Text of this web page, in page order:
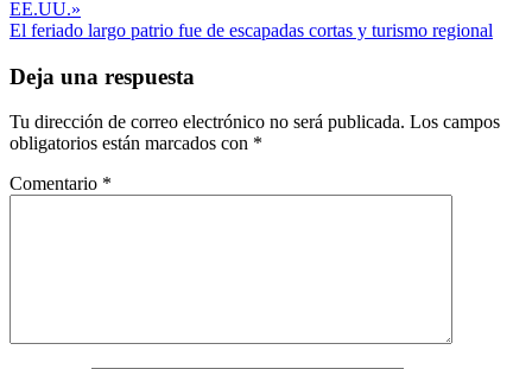
de
EE.UU.»
El feriado largo patrio fue de escapadas cortas y turismo regional
Deja una respuesta
Tu dirección de correo electrónico no será publicada. Los campos
obligatorios están marcados con *
Comentario *